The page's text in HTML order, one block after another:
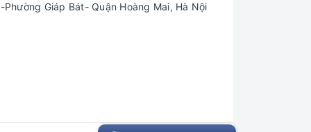
Giáp Bát- Quận Hoàng Mai, Hà Nội